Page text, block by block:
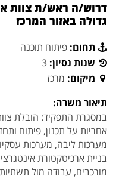
דרוש/ה ראש/ת צוות
גדולה באזור המרכז
תחום: פיתוח תוכנה
שנות נסיון: 3ּ
מיקום: מרכז
תיאור משרה:
במסגרת התפקיד: הובלת
אחריות על תכנון, פיתוח
מערכות ליבה, מערכות
בניית ארכיטקטורת
מורכבים, עבודה מול